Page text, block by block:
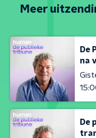
Meer
De
na
De